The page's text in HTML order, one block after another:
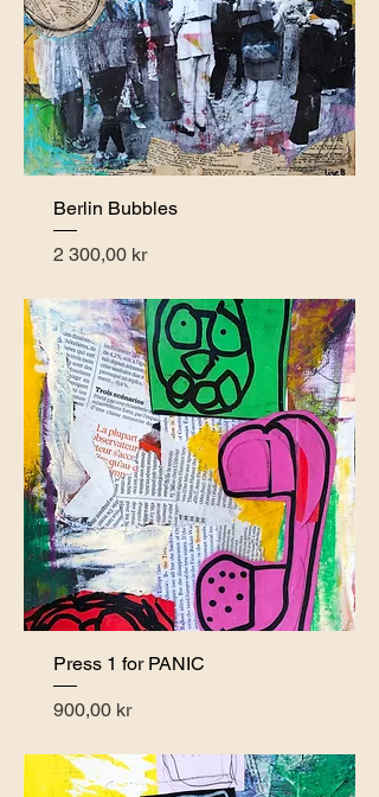
Berlin Bubbles
Pris
2 300,00 kr
Press 1 for PANIC
Pris
900,00 kr